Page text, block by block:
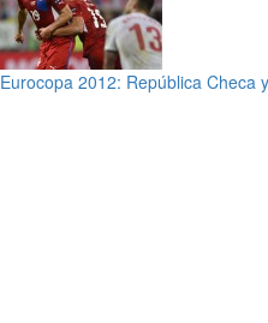
Eurocopa 2012: República Checa